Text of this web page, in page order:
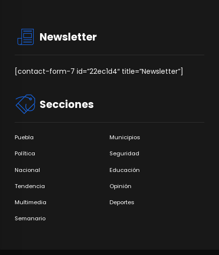
Newsletter
[contact-form-7 id=”22ec1d4″ title=”Newsletter”]
Secciones
Puebla Municipios
Política Seguridad
Nacional Educación
Tendencia Opinión
Multimedia Deportes
Semanario